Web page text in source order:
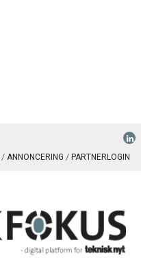
ANNONCERING PARTNERLOGIN